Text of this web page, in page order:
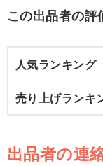
この出品者の評
人気ランキング
売り上げランキ
出品者の連